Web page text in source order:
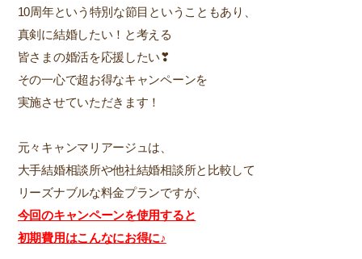
10周年という特別な節目ということもあり、
真剣に結婚したい！と考える
皆さまの婚活を応援したい❣
その一心で超お得なキャンペーンを
実施させていただきます！
元々キャンマリアージュは、
大手結婚相談所や他社結婚相談所と比較して
リーズナブルな料金プランですが、
今回のキャンペーンを使用すると
初期費用はこんなにお得に♪